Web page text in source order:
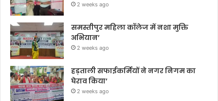
2 weeks ago
समस्तीपुर महिला कॉलेज में नशा मुक्ति
अभियान’
2 weeks ago
हड़ताली सफाईकर्मियों ने नगर निगम का
घेराव किया’
2 weeks ago